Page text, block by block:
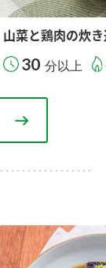
山菜と鶏肉の炊
30 分以上